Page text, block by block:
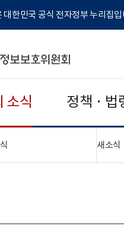
대한민국 공식 전자정부 누리집입
소식 정책 · 법
새소식